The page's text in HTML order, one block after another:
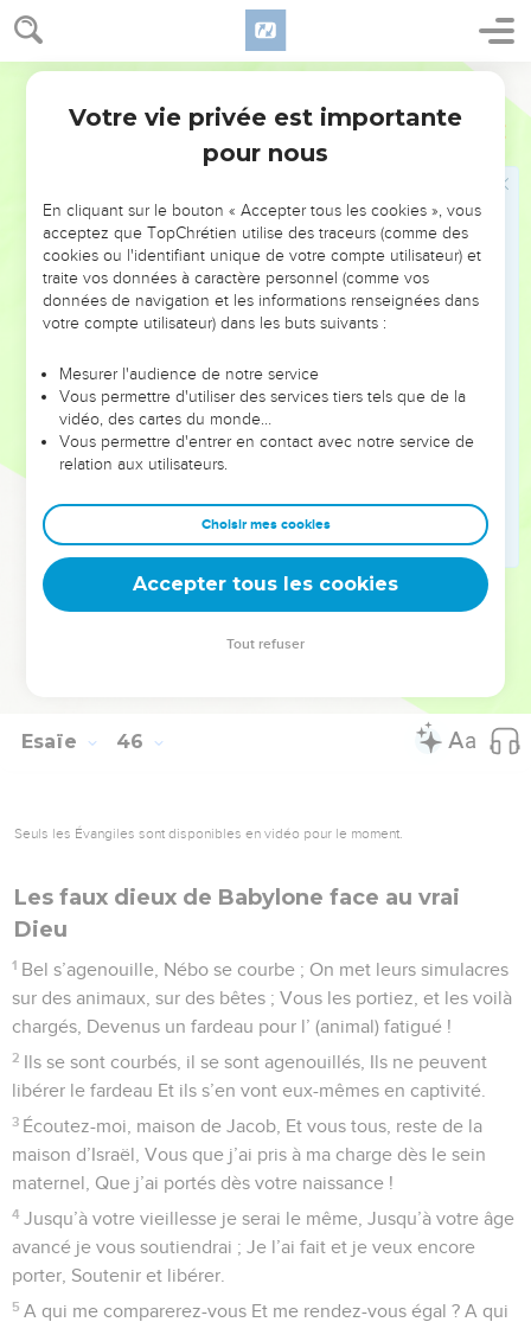
Esaïe 45
Assemblez-vous et venez, Approchez ensemble,
Rescapés des nations ! Ils n’ont pas de connaissance, Ceux
qui portent le bois de leur statue Et qui intercèdent auprès
Annoncez-le et présentez (vos arguments) ! Qu’ils
prennent conseil les uns des autres ! Qui a fait entendre cela
depuis les origines Et depuis lors les a annoncées ? N’est-ce
pas moi, l’Éternel ? En dehors de moi, il n’y a point de Dieu,
Un Dieu juste et qui sauve, A part moi, il n’y en a aucun.
Tournez-vous vers moi et soyez sauvés, Vous, tous les
confins de la terre ! Car je suis Dieu, Et il n’y en a point
Je le jure par moi-même, De ma bouche sort ce qui est
juste, Une parole qui ne sera pas révoquée : Tout genou
fléchira devant moi, Toute langue prêtera serment par moi.
En l’Éternel seul, dira-t-on, (Résident) pour moi les actes
qui étaient en rage contre lui.
Par l’Éternel seront justifiés Et se glorifieront Tous les
descendants d’Israël.
© Société biblique française – Bibli’O, 1978, avec autorisation. Pour vous procurer
Esaïe 46
Seuls les Évangiles sont disponibles en vidéo pour le moment.
Les faux dieux de Babylone face au vrai
Dieu
1 Bel s’agenouille, Nébo se courbe ; On met leurs simulacres
sur des animaux, sur des bêtes ; Vous les portiez, et les voilà
chargés, Devenus un fardeau pour l’ (animal) fatigué !
2 Ils se sont courbés, il se sont agenouillés, Ils ne peuvent
libérer le fardeau Et ils s’en vont eux-mêmes en captivité.
3 Écoutez-moi, maison de Jacob, Et vous tous, reste de la
maison d’Israël, Vous que j’ai pris à ma charge dès le sein
maternel, Que j’ai portés dès votre naissance !
4 Jusqu’à votre vieillesse je serai le même, Jusqu’à votre âge
avancé je vous soutiendrai ; Je l’ai fait et je veux encore
porter, Soutenir et libérer.
5 A qui me comparerez-vous Et me rendez-vous égal ? A qui
Votre vie privée est importante
pour nous
En cliquant sur le bouton « Accepter tous les cookies », vous
acceptez que TopChrétien utilise des traceurs (comme des
cookies ou l'identifiant unique de votre compte utilisateur) et
traite vos données à caractère personnel (comme vos
données de navigation et les informations renseignées dans
votre compte utilisateur) dans les buts suivants :
Mesurer l'audience de notre service
Vous permettre d'utiliser des services tiers tels que de la
vidéo, des cartes du monde…
Vous permettre d'entrer en contact avec notre service de
relation aux utilisateurs.
Choisir mes cookies
Accepter tous les cookies
Tout refuser